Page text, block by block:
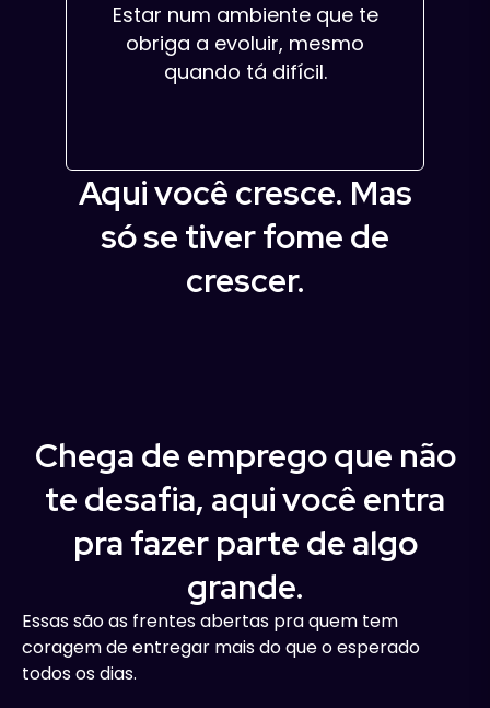
Estar num ambiente que te
obriga a evoluir, mesmo
quando tá difícil.
Aqui você cresce. Mas
só se tiver fome de
crescer.
Chega de emprego que não
te desafia, aqui você entra
pra fazer parte de algo
grande.
Essas são as frentes abertas pra quem tem
coragem de entregar mais do que o esperado
todos os dias.